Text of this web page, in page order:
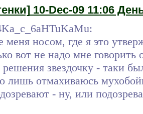
10-Dec-09 11:06
меня носом, где я это
вот не надо мне говорить
решения звездочку - таки
лишь отмахиваюсь
- ну, или